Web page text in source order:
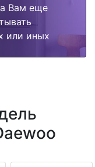
Вам еще
или иных